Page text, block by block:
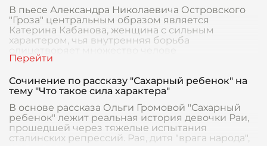
В пьесе Александра Николаевича Островского
"Гроза" центральным образом является
Катерина Кабанова, женщина с сильным
характером, чья внутренняя борьба
Сочинение по рассказу "Сахарный ребенок" на
тему "Что такое сила характера"
В основе рассказа Ольги Громовой "Сахарный
ребенок" лежит реальная история девочки Раи,
прошедшей через тяжелые испытания
сталинских репрессий. Рая, дитя "врага народа",